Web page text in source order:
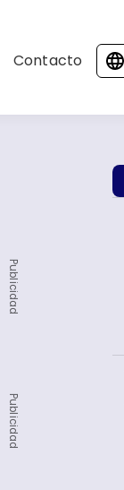
Contacto
Publicidad
Publicidad